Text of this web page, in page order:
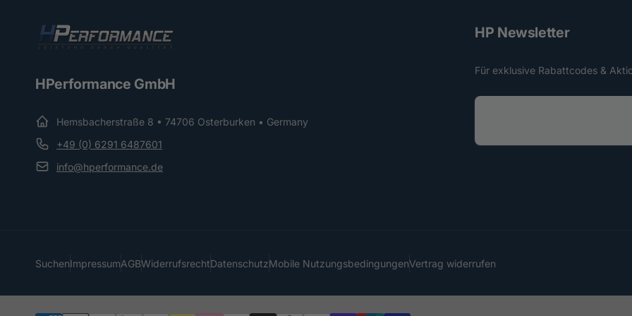
HPerformance GmbH
Hemsbacherstraße 8 • 74706 Osterburken • Germany
+49 (0) 6291 6487601
info@hperformance.de
HP Newsletter
Für exklusive Rabattcodes &
E
SuchenImpressumAGBWiderrufsrechtDatenschutzMobile NutzungsbedingungenVertrag widerrufen